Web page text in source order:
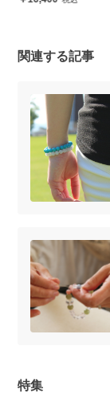
関連する記事
特集